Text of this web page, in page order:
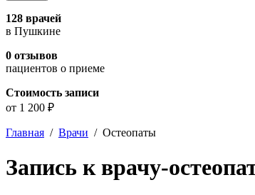
128 врачей
в Пушкине
0 отзывов
пациентов о приеме
Стоимость записи
от 1 200 ₽
Главная / Врачи / Остеопаты
Запись к врачу-